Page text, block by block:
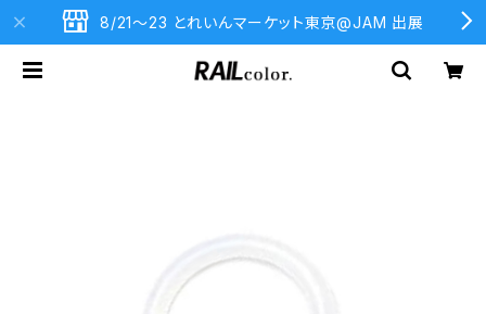
8/21〜23 とれいんマーケット東京@JAM 出展